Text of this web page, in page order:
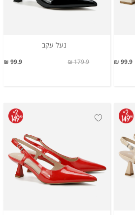
99.9 ₪
נעל עקב
99.9 ₪ 179.9 ₪